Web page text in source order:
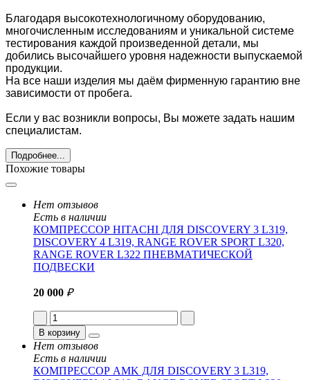
Благодаря высокотехнологичному оборудованию,
многочисленным исследованиям и уникальной системе
тестирования каждой произведенной детали, мы
добились высочайшего уровня надежности выпускаемой
продукции.
На все наши изделия мы даём фирменную гарантию вне
зависимости от пробега.
Если у вас возникли вопросы, Вы можете задать нашим
специалистам.
Подробнее...
Похожие товары
Нет отзывов
Есть в наличии
КОМПРЕССОР HITACHI ДЛЯ DISCOVERY 3 L319,
DISCOVERY 4 L319, RANGE ROVER SPORT L320,
RANGE ROVER L322 ПНЕВМАТИЧЕСКОЙ
ПОДВЕСКИ
20 000 ₽
В корзину
Нет отзывов
Есть в наличии
КОМПРЕССОР AMK ДЛЯ DISCOVERY 3 L319,